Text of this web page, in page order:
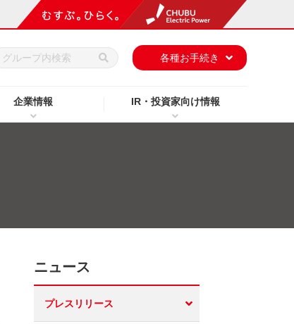
企業情報 IR・投資家向け情報
各種お手続き
ニュース
プレスリリース